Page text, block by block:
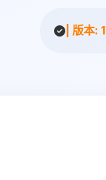
| 版本: